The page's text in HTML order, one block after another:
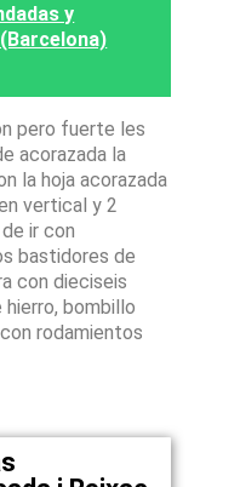
y
pero fuerte les
acorazada la
la hoja acorazada
vertical y 2
ir con
bastidores de
con dieciseis
bombillo
rodamientos